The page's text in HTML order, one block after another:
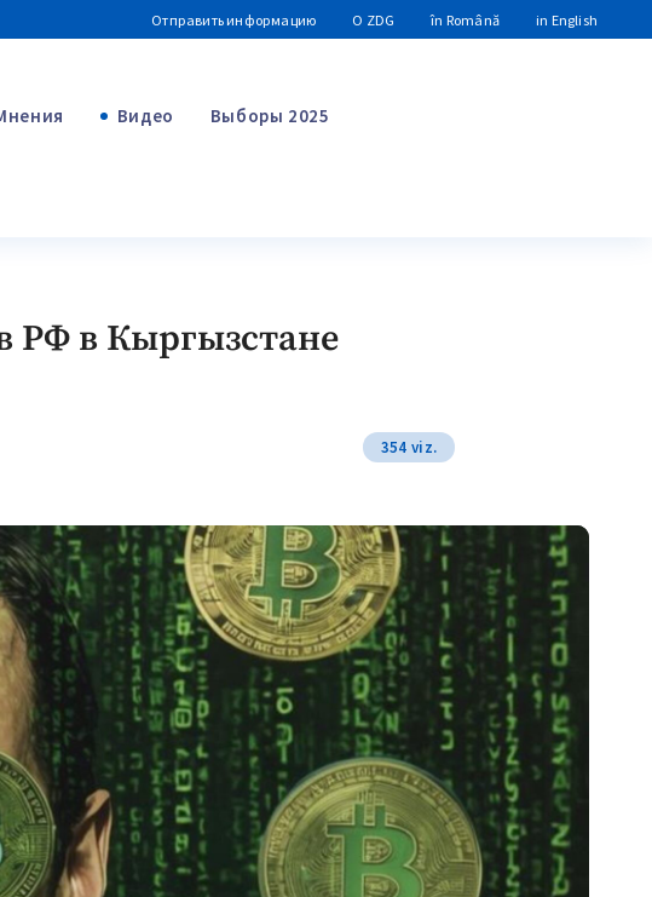
Отправить информацию О ZDG în Română in English
Видео Выборы 2025
РФ в Кыргызстане
354 viz.